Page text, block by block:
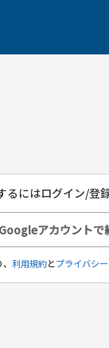
るにはログイン/登
Googleアカウントで
、利用規約とプライバシ